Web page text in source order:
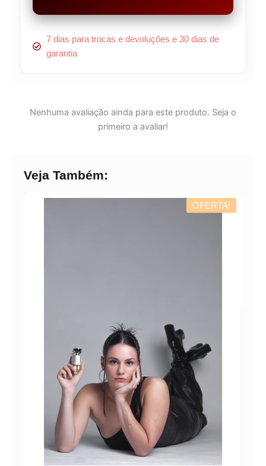
7 dias para trocas e devoluções e 30 dias de
garantia
Nenhuma avaliação ainda para este produto. Seja o
primeiro a avaliar!
Veja Também:
OFERTA!